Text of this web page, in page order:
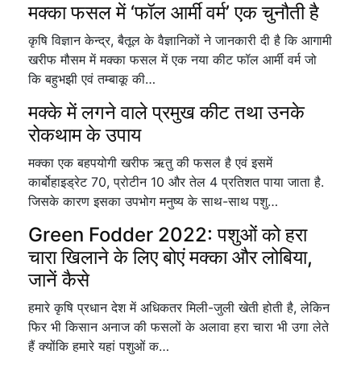
मक्का फसल में ‘फॉल आर्मी वर्म’ एक चुनौती है
कृषि विज्ञान केन्द्र, बैतूल के वैज्ञानिकों ने जानकारी दी है कि आगामी
खरीफ मौसम में मक्का फसल में एक नया कीट फॉल आर्मी वर्म जो
कि बहुभझी एवं तम्बाकू की…
मक्के में लगने वाले प्रमुख कीट तथा उनके
रोकथाम के उपाय
मक्का एक बहपयोगी खरीफ ऋतु की फसल है एवं इसमें
कार्बोहाइड्रेट 70, प्रोटीन 10 और तेल 4 प्रतिशत पाया जाता है.
जिसके कारण इसका उपभोग मनुष्य के साथ-साथ पशु…
Green Fodder 2022: पशुओं को हरा
चारा खिलाने के लिए बोएं मक्का और लोबिया,
जानें कैसे
हमारे कृषि प्रधान देश में अधिकतर मिली-जुली खेती होती है, लेकिन
फिर भी किसान अनाज की फसलों के अलावा हरा चारा भी उगा लेते
हैं क्योंकि हमारे यहां पशुओं क…